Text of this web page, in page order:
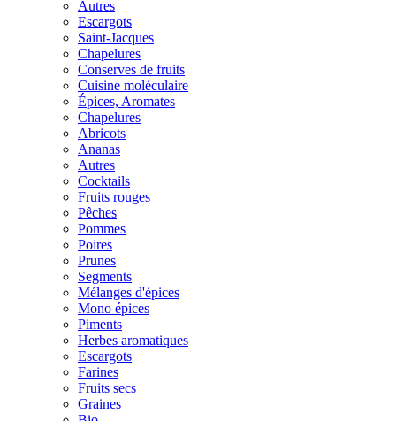
Autres
Escargots
Saint-Jacques
Chapelures
Conserves de fruits
Cuisine moléculaire
Épices, Aromates
Chapelures
Abricots
Ananas
Autres
Cocktails
Fruits rouges
Pêches
Pommes
Poires
Prunes
Segments
Mélanges d'épices
Mono épices
Piments
Herbes aromatiques
Escargots
Farines
Fruits secs
Graines